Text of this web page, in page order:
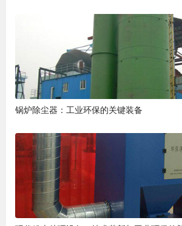
锅炉除尘器：工业环保的关键装备